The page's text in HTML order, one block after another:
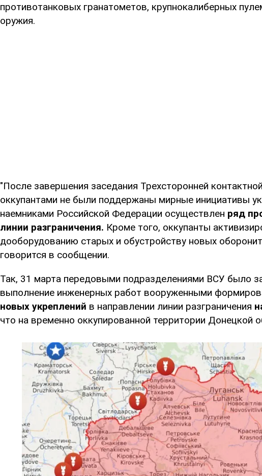
противотанковых гранатометов, крупнокалиберных
оружия.
"После завершения заседания Трехсторонней
оккупантами не были поддержаны мирные инициативы
наемниками Российской Федерации осуществлен ряд
линии разграничения. Кроме того, оккупанты
дооборудованию старых и обустройству новых
говорится в сообщении.
Так, 31 марта передовыми подразделениями ВСУ было
выполнение инженерных работ вооруженными
новых укреплений в направлении линии разграничения
что на временно оккупированной территории Донецкой